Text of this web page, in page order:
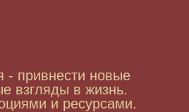
- привнести новые
взгляды в жизнь.
и ресурсами.